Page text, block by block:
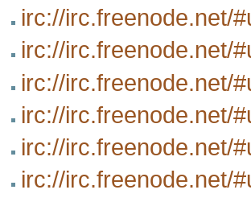
irc://irc.freenode.net/
irc://irc.freenode.net/
irc://irc.freenode.net/
irc://irc.freenode.net/
irc://irc.freenode.net/
irc://irc.freenode.net/